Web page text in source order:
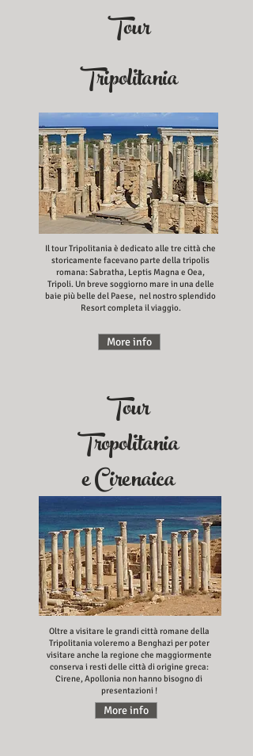
Tour
Tripolitania
Il tour Tripolitania è dedicato alle tre città che
storicamente facevano parte della tripolis
romana: Sabratha, Leptis Magna e Oea,
Tripoli. Un breve soggiorno mare in una delle
baie più belle del Paese, nel nostro splendido
Resort completa il viaggio.
More info
Tour
Tropolitania
e Cirenaica
Oltre a visitare le grandi città romane della
Tripolitania voleremo a Benghazi per poter
visitare anche la regione che maggiormente
conserva i resti delle città di origine greca:
Cirene, Apollonia non hanno bisogno di
presentazioni !
More info